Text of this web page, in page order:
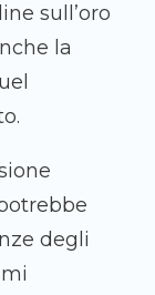
sull’oro
la
degli